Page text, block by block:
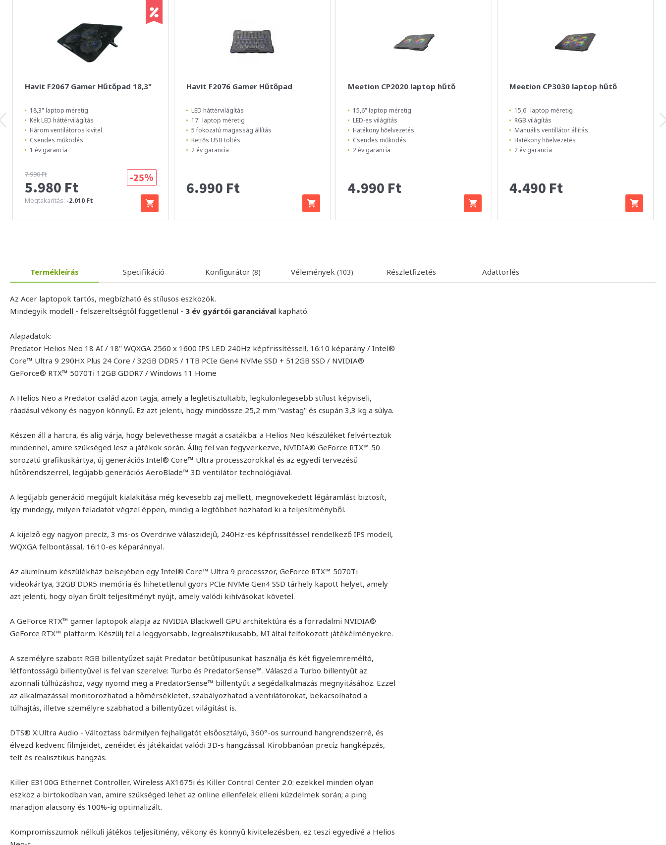
Havit F2067 Gamer Hűtőpad 18,3"
18,3" laptop méretig
Kék LED háttérvilágítás
Három ventilátoros kivitel
Csendes működés
1 év garancia
7.990 Ft
5.980 Ft
Megtakarítás: -2.010 Ft
-25%
Havit F2076 Gamer Hűtőpad
LED háttérvilágítás
17" laptop méretig
5 fokozatú magasság állítás
Kettős USB töltés
2 év garancia
6.990 Ft
Meetion CP2020 laptop hűtő
15,6" laptop méretig
LED-es világítás
Hatékony hőelvezetés
Csendes működés
2 év garancia
4.990 Ft
Meetion CP3030 laptop hűtő
15,6" laptop méretig
RGB világítás
Manuális ventillátor állítás
Hatékony hőelvezetés
2 év garancia
4.490 Ft
Termékleírás Specifikáció Konfigurátor (8) Vélemények (103) Részletfizetés Adattörlés
Az Acer laptopok tartós, megbízható és stílusos eszközök.
Mindegyik modell - felszereltségtől függetlenül - 3 év gyártói garanciával kapható.
Alapadatok:
Predator Helios Neo 18 AI / 18" WQXGA 2560 x 1600 IPS LED 240Hz képfrissítéssel!, 16:10 képarány / Intel®
Core™ Ultra 9 290HX Plus 24 Core / 32GB DDR5 / 1TB PCIe Gen4 NVMe SSD + 512GB SSD / NVIDIA®
GeForce® RTX™ 5070Ti 12GB GDDR7 / Windows 11 Home
A Helios Neo a Predator család azon tagja, amely a legletisztultabb, legkülönlegesebb stílust képviseli,
ráadásul vékony és nagyon könnyű. Ez azt jelenti, hogy mindössze 25,2 mm "vastag" és csupán 3,3 kg a súlya.
Készen áll a harcra, és alig várja, hogy belevethesse magát a csatákba: a Helios Neo készüléket felvérteztük
mindennel, amire szükséged lesz a játékok során. Állig fel van fegyverkezve, NVIDIA® GeForce RTX™ 50
sorozatú grafikuskártya, új generációs Intel® Core™ Ultra processzorokkal és az egyedi tervezésű
hűtőrendszerrel, legújabb generációs AeroBlade™ 3D ventilátor technológiával.
A legújabb generáció megújult kialakítása még kevesebb zaj mellett, megnövekedett légáramlást biztosít,
így mindegy, milyen feladatot végzel éppen, mindig a legtöbbet hozhatod ki a teljesítményből.
A kijelző egy nagyon precíz, 3 ms-os Overdrive válaszidejű, 240Hz-es képfrissítéssel rendelkező IPS modell,
WQXGA felbontással, 16:10-es képaránnyal.
Az alumínium készülékház belsejében egy Intel® Core™ Ultra 9 processzor, GeForce RTX™ 5070Ti
videokártya, 32GB DDR5 memória és hihetetlenül gyors PCIe NVMe Gen4 SSD tárhely kapott helyet, amely
azt jelenti, hogy olyan őrült teljesítményt nyújt, amely valódi kihívásokat követel.
A GeForce RTX™ gamer laptopok alapja az NVIDIA Blackwell GPU architektúra és a forradalmi NVIDIA®
GeForce RTX™ platform. Készülj fel a leggyorsabb, legrealisztikusabb, MI által felfokozott játékélményekre.
A személyre szabott RGB billentyűzet saját Predator betűtípusunkat használja és két figyelemreméltó,
létfontosságú billentyűvel is fel van szerelve: Turbo és PredatorSense™. Válaszd a Turbo billentyűt az
azonnali túlhúzáshoz, vagy nyomd meg a PredatorSense™ billentyűt a segédalkalmazás megnyitásához. Ezzel
az alkalmazással monitorozhatod a hőmérsékletet, szabályozhatod a ventilátorokat, bekacsolhatod a
túlhajtás, illetve személyre szabhatod a billentyűzet világítást is.
DTS® X:Ultra Audio - Változtass bármilyen fejhallgatót elsőosztályú, 360°-os surround hangrendszerré, és
élvezd kedvenc filmjeidet, zenéidet és játékaidat valódi 3D-s hangzással. Kirobbanóan precíz hangképzés,
telt és realisztikus hangzás.
Killer E3100G Ethernet Controller, Wireless AX1675i és Killer Control Center 2.0: ezekkel minden olyan
eszköz a birtokodban van, amire szükséged lehet az online ellenfelek elleni küzdelmek során; a ping
maradjon alacsony és 100%-ig optimalizált.
Kompromisszumok nélküli játékos teljesítmény, vékony és könnyű kivitelezésben, ez teszi egyedivé a Helios